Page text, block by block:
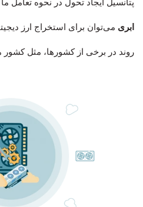
پتانسیل ایجاد تحول در نحوه تعامل ما
ابری می‌توان برای استخراج ارز
روند در برخی از کشورها، مثل